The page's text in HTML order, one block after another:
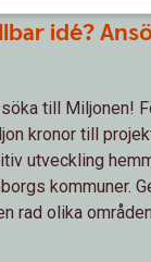
idé?
till Miljonen!
kronor till
utveckling
kommuner.
rad olika